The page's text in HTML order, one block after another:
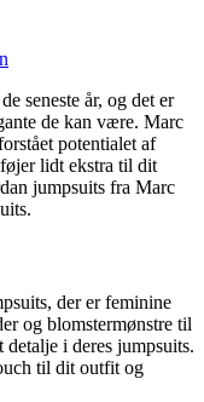
seneste år, og det er
de kan være. Marc
potentialet af
lidt ekstra til dit
jumpsuits fra Marc
der er feminine
og blomstermønstre til
i deres jumpsuits.
til dit outfit og